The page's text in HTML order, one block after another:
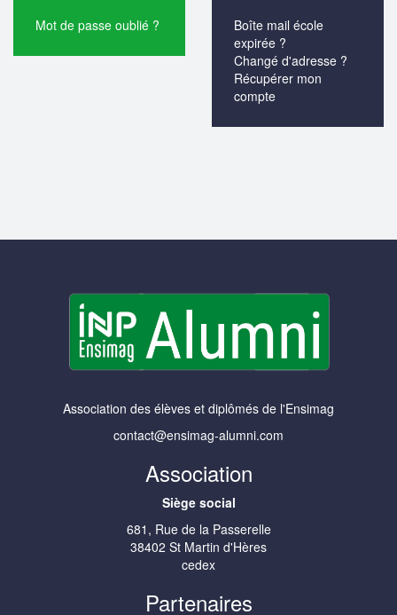
Mot de passe oublié ?
Boîte mail école
expirée ?
Changé d'adresse ?
Récupérer mon
compte
Association des élèves et diplômés de l'Ensimag
contact@ensimag-alumni.com
Association
Siège social
681, Rue de la Passerelle
38402 St Martin d'Hères
cedex
Partenaires